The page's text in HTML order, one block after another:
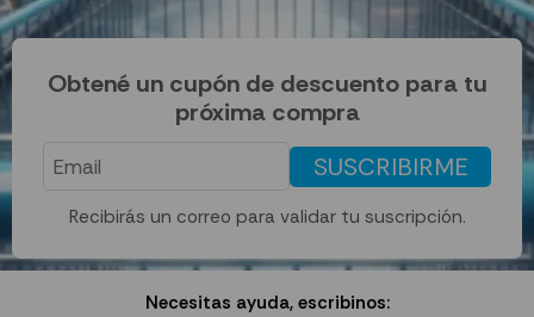
Obtené un cupón de descuento para tu
próxima compra
SUSCRIBIRME
Recibirás un correo para validar tu suscripción.
Necesitas ayuda, escribinos: